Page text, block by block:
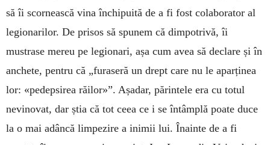
să îi scornească vina închipuită de a fi fost colaborator al
legionarilor. De prisos să spunem că dimpotrivă, îi
mustrase mereu pe legionari, așa cum avea să declare și în
anchete, pentru că „furaseră un drept care nu le aparținea
lor: «pedepsirea răilor»”. Așadar, părintele era cu totul
nevinovat, dar știa că tot ceea ce i se întâmplă poate duce
la o mai adâncă limpezire a inimii lui. Înainte de a fi